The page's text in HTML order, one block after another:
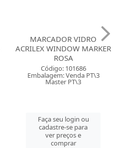
MARCADOR VIDRO
ACRILEX WINDOW MARKER
ROSA
Código: 101686
Embalagem: Venda PT\3
Master PT\3
Faça seu login ou
cadastre-se para
ver preços e
comprar